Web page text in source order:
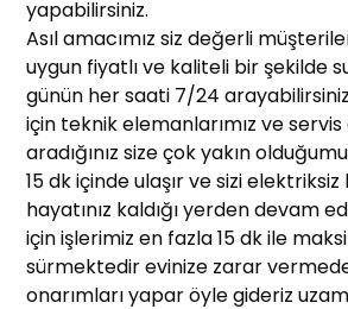
yapabilirsiniz.
Asıl amacımız siz değerli
uygun fiyatlı ve kaliteli bir şekilde
günün her saati 7/24
için teknik elemanlarımız ve servis
aradığınız size çok yakın
15 dk içinde ulaşır ve sizi elektriksiz
hayatınız kaldığı yerden devam
için işlerimiz en fazla 15 dk ile
sürmektedir evinize zarar
onarımları yapar öyle gideriz